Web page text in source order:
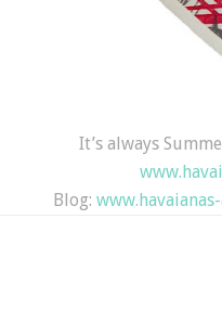
It’s always
Blog: